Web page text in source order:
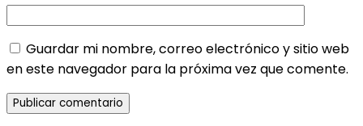
Guardar mi nombre, correo electrónico y sitio web
en este navegador para la próxima vez que comente.